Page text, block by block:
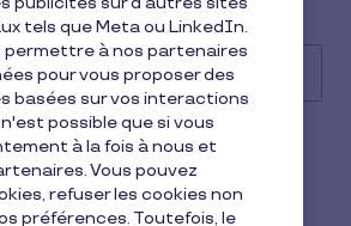
populaires
Card va-t-elle être livrée ?
le code PIN de ma carte
tels que Meta ou LinkedIn.
permettre à nos partenaires
pour vous proposer des
basées sur vos interactions
possible que si vous
à la fois à nous et
Vous pouvez
refuser les cookies non
préférences. Toutefois, le